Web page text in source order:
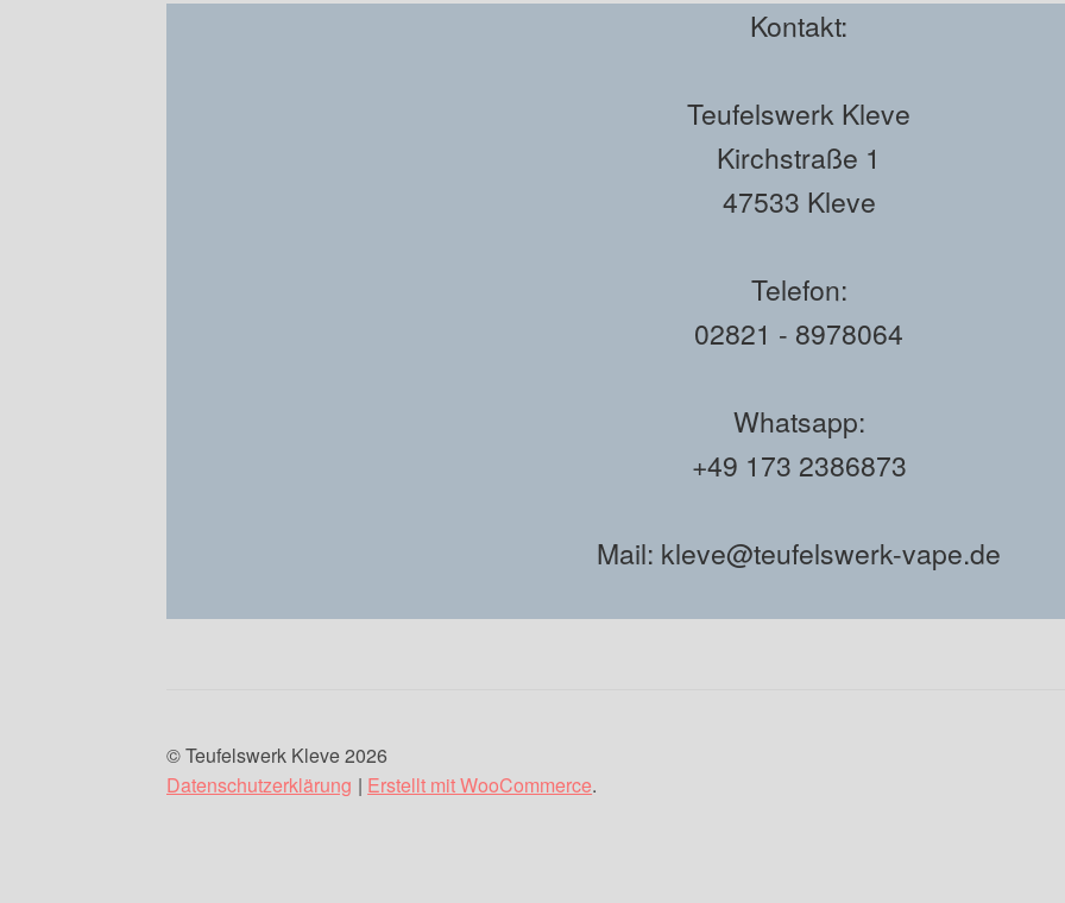
Kontakt:
Teufelswerk Kleve
Kirchstraße 1
47533 Kleve
Telefon:
02821 - 8978064
Whatsapp:
+49 173 2386873
Mail: kleve@teufelswerk-vape.de
© Teufelswerk Kleve 2026
Datenschutzerklärung
Erstellt mit WooCommerce.